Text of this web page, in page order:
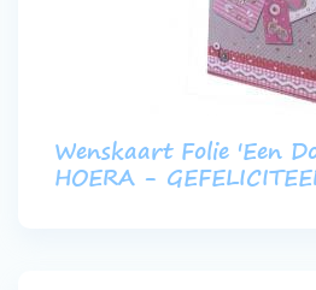
Wenskaart Folie 'Een
HOERA -